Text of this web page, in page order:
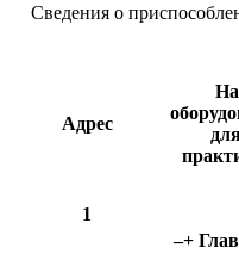
Сведения о
Адрес
1
–+